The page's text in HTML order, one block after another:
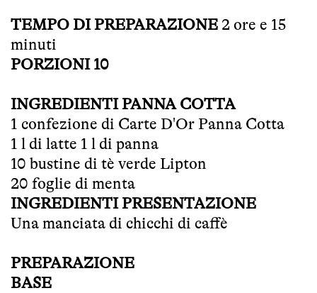
TEMPO DI PREPARAZIONE 2 ore e 15
minuti
PORZIONI 10
INGREDIENTI PANNA COTTA
1 confezione di Carte D'Or Panna Cotta
1 l di latte 1 l di panna
10 bustine di tè verde Lipton
20 foglie di menta
INGREDIENTI PRESENTAZIONE
Una manciata di chicchi di caffè
PREPARAZIONE
BASE